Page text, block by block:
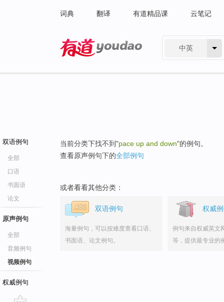
词典 翻译 有道精品课 云笔记
中英
双语例句
全部
口语
书面语
论文
原声例句
全部
音频例句
视频例句
权威例句
当前分类下找不到"pace up and down"的例句。
查看原声例句下的全部例句
或者看看其他分类：
双语例句
海量例句，可以按难度查看口语、
书面语、论文例句。
权威
例句来自权威英文
等，提供最专业的